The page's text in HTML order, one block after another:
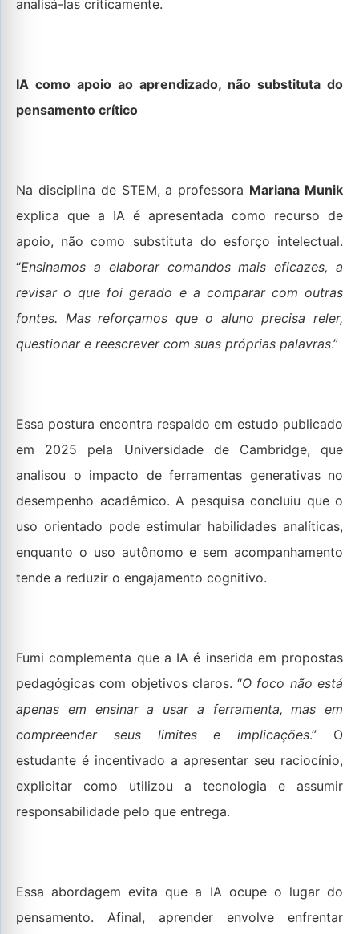
analisá-las criticamente.
IA como apoio ao aprendizado, não substituta do
pensamento crítico
Na disciplina de STEM, a professora Mariana Munik
explica que a IA é apresentada como recurso de
apoio, não como substituta do esforço intelectual.
“Ensinamos a elaborar comandos mais eficazes, a
revisar o que foi gerado e a comparar com outras
fontes. Mas reforçamos que o aluno precisa reler,
questionar e reescrever com suas próprias palavras.”
Essa postura encontra respaldo em estudo publicado
em 2025 pela Universidade de Cambridge, que
analisou o impacto de ferramentas generativas no
desempenho acadêmico. A pesquisa concluiu que o
uso orientado pode estimular habilidades analíticas,
enquanto o uso autônomo e sem acompanhamento
tende a reduzir o engajamento cognitivo.
Fumi complementa que a IA é inserida em propostas
pedagógicas com objetivos claros. “O foco não está
apenas em ensinar a usar a ferramenta, mas em
compreender seus limites e implicações.” O
estudante é incentivado a apresentar seu raciocínio,
explicitar como utilizou a tecnologia e assumir
responsabilidade pelo que entrega.
Essa abordagem evita que a IA ocupe o lugar do
pensamento. Afinal, aprender envolve enfrentar